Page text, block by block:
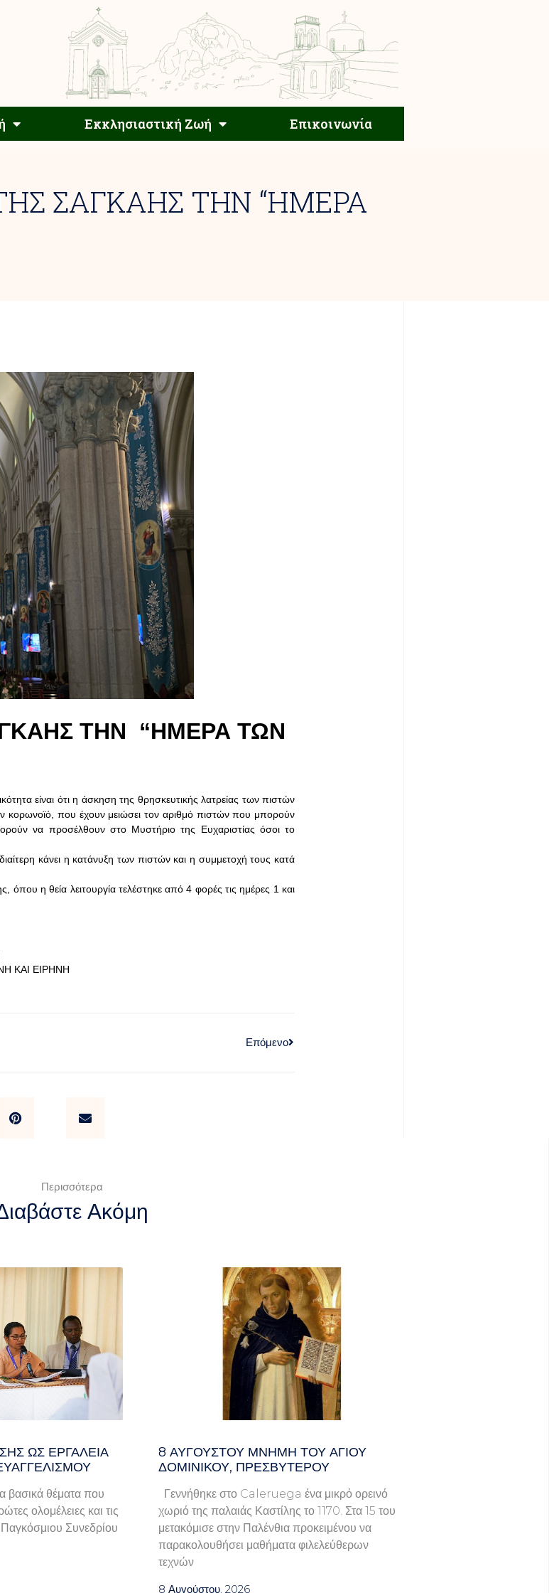
Εκκλησιαστική Ζωή Επικοινωνία
Αρχιεπισκοπή Εκκλησιαστική Ζωή Επικοινωνία
ΣΑΓΚΑΗΣ ΤΗΝ “ΗΜΕΡΑ
ΤΗΝ “ΗΜΕΡΑ ΤΩΝ
είναι ότι η άσκηση της θρησκευτικής λατρείας των πιστών
κορωνοϊό, που έχουν μειώσει τον αριθμό πιστών που μπορούν
να προσέλθουν στο Μυστήριο της Ευχαριστίας όσοι το
κάνει η κατάνυξη των πιστών και η συμμετοχή τους κατά
η θεία λειτουργία τελέστηκε από 4 φορές τις ημέρες 1 και
ΚΑΙ ΕΙΡΗΝΗ
Επόμενο
Περισσότερα
Ακόμη
ΩΣ ΕΡΓΑΛΕΊΑ
βασικά θέματα που
ολομέλειες και τις
Παγκόσμιου Συνεδρίου
8 ΑΥΓΟΥΣΤΟΥ ΜΝΗΜΗ ΤΟΥ ΑΓΙΟΥ
ΔΟΜΙΝΙΚΟΥ, ΠΡΕΣΒΥΤΕΡΟΥ
Γεννήθηκε στο Caleruega ένα μικρό ορεινό
χωριό της παλαιάς Καστίλης το 1170. Στα 15 του
μετακόμισε στην Παλένθια προκειμένου να
παρακολουθήσει μαθήματα φιλελεύθερων
τεχνών
8 Αυγούστου, 2026